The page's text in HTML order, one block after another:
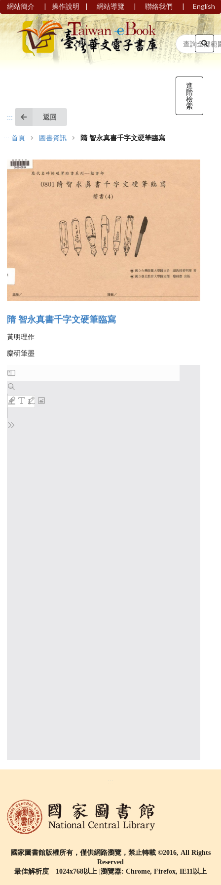
網站簡介 | 操作說明 | 網站導覽 | 聯絡我們 | English
進
階
檢
索
::: 返回
::: 首頁 圖書資訊 隋 智永真書千字文硬筆臨寫
隋 智永真書千字文硬筆臨寫
黃明理作
麋研筆墨
:::
國家圖書館版權所有，僅供網路瀏覽，禁止轉載 ©2016, All Rights
Reserved
最佳解析度 1024x768以上 |瀏覽器: Chrome, Firefox, IE11以上